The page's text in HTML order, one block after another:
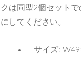
クは同型2個セット
にしてください。
サイズ: